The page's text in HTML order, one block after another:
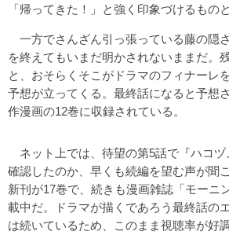
「帰ってきた！」と強く印象づけるもの
一方でさんざん引っ張っている藤の隠
を終えてもいまだ明かされないままだ。
と、おそらくそこがドラマのフィナーレ
予想が立ってくる。最終話になると予想
作漫画の12巻に収録されている。
ネット上では、待望の第5話で『ハコヅ
確認したのか、早くも続編を望む声が聞
新刊が17巻で、続きも漫画雑誌「モーニ
載中だ。ドラマが描くであろう最終話の
は続いているため、このまま視聴率が好